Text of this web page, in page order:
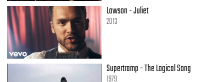
Lawson - Juliet
2013
Supertramp - The Logical Song
1979